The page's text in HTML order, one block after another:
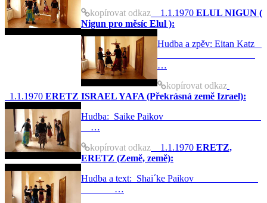
kopírovat odkaz 1.1.1970 ELUL NIGUN (
Nigun pro měsíc Elul ):
Hudba a zpěv: Eitan Katz
…
kopírovat odkaz
1.1.1970 ERETZ ISRAEL YAFA (Překrásná země Izrael):
Hudba: Saike Paikov
…
kopírovat odkaz 1.1.1970 ERETZ,
ERETZ (Země, země):
Hudba a text: Shai´ke Paikov
…